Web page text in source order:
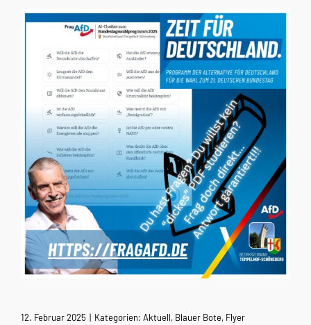
12. Februar 2025 | Kategorien: Aktuell, Blauer Bote, Flyer